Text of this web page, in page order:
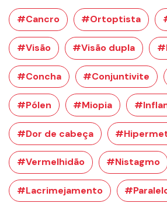
#Cancro #Ortoptista
#Visão #Visão dupla
#Concha #Conjuntivite
#Pólen #Miopia
#Dor de cabeça
#Vermelhidão #Nistagmo
#Lacrimejamento